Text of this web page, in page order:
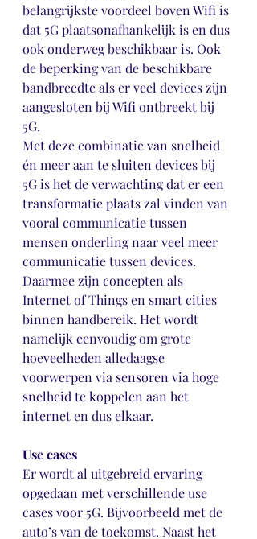
belangrijkste voordeel boven Wifi is
dat 5G plaatsonafhankelijk is en dus
ook onderweg beschikbaar is. Ook
de beperking van de beschikbare
bandbreedte als er veel devices zijn
aangesloten bij Wifi ontbreekt bij
5G.
Met deze combinatie van snelheid
én meer aan te sluiten devices bij
5G is het de verwachting dat er een
transformatie plaats zal vinden van
vooral communicatie tussen
mensen onderling naar veel meer
communicatie tussen devices.
Daarmee zijn concepten als
Internet of Things en smart cities
binnen handbereik. Het wordt
namelijk eenvoudig om grote
hoeveelheden alledaagse
voorwerpen via sensoren via hoge
snelheid te koppelen aan het
internet en dus elkaar.
Use cases
Er wordt al uitgebreid ervaring
opgedaan met verschillende use
cases voor 5G. Bijvoorbeeld met de
auto’s van de toekomst. Naast het